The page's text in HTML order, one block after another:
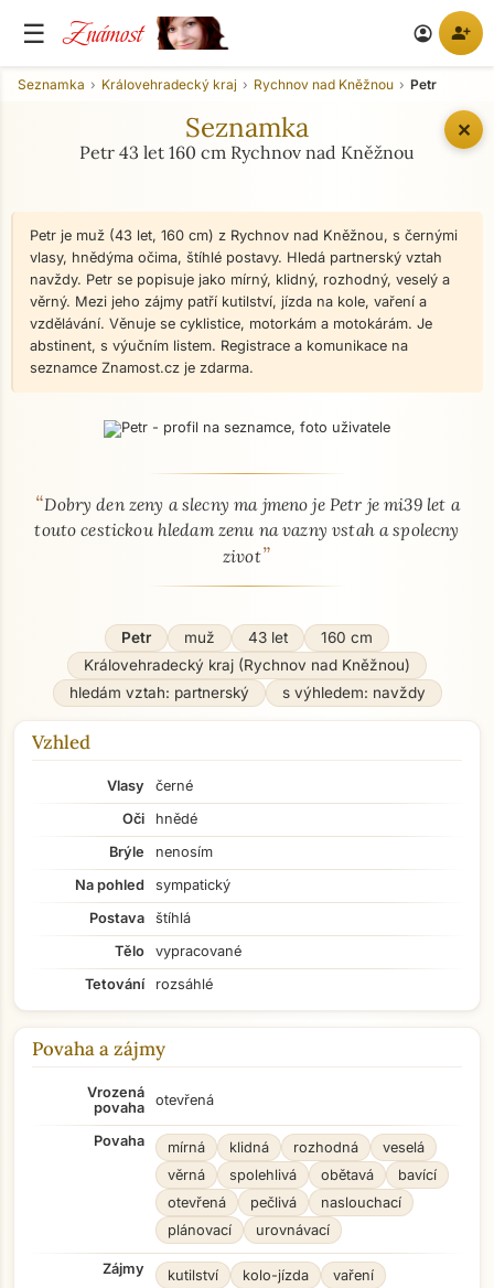
☰ Známost account_circle person_add
✕
Seznamka Královehradecký kraj Rychnov nad Kněžnou Petr
Seznamka
Petr 43 let 160 cm Rychnov nad Kněžnou
Petr je muž (43 let, 160 cm) z Rychnov nad Kněžnou, s černými
vlasy, hnědýma očima, štíhlé postavy. Hledá partnerský vztah
navždy. Petr se popisuje jako mírný, klidný, rozhodný, veselý a
věrný. Mezi jeho zájmy patří kutilství, jízda na kole, vaření a
vzdělávání. Věnuje se cyklistice, motorkám a motokárám. Je
abstinent, s výučním listem. Registrace a komunikace na
seznamce Znamost.cz je zdarma.
O mně - seznamka profil
“Dobry den zeny a slecny ma jmeno je Petr je mi39 let a
touto cestickou hledam zenu na vazny vstah a spolecny
zivot”
Petr muž 43 let
160 cm
Královehradecký kraj (Rychnov nad Kněžnou)
hledám vztah: partnerský
s výhledem: navždy
Vzhled
Vlasy
černé
Oči
hnědé
Brýle
nenosím
Na pohled
sympatický
Postava
štíhlá
Tělo
vypracované
Tetování
rozsáhlé
Povaha a zájmy
Vrozená
povaha
otevřená
Povaha mírná klidná rozhodná
veselá
věrná
spolehlivá obětavá
bavící
otevřená
pečlivá
naslouchací
plánovací
urovnávací
Zájmy kutilství kolo-jízda
vaření